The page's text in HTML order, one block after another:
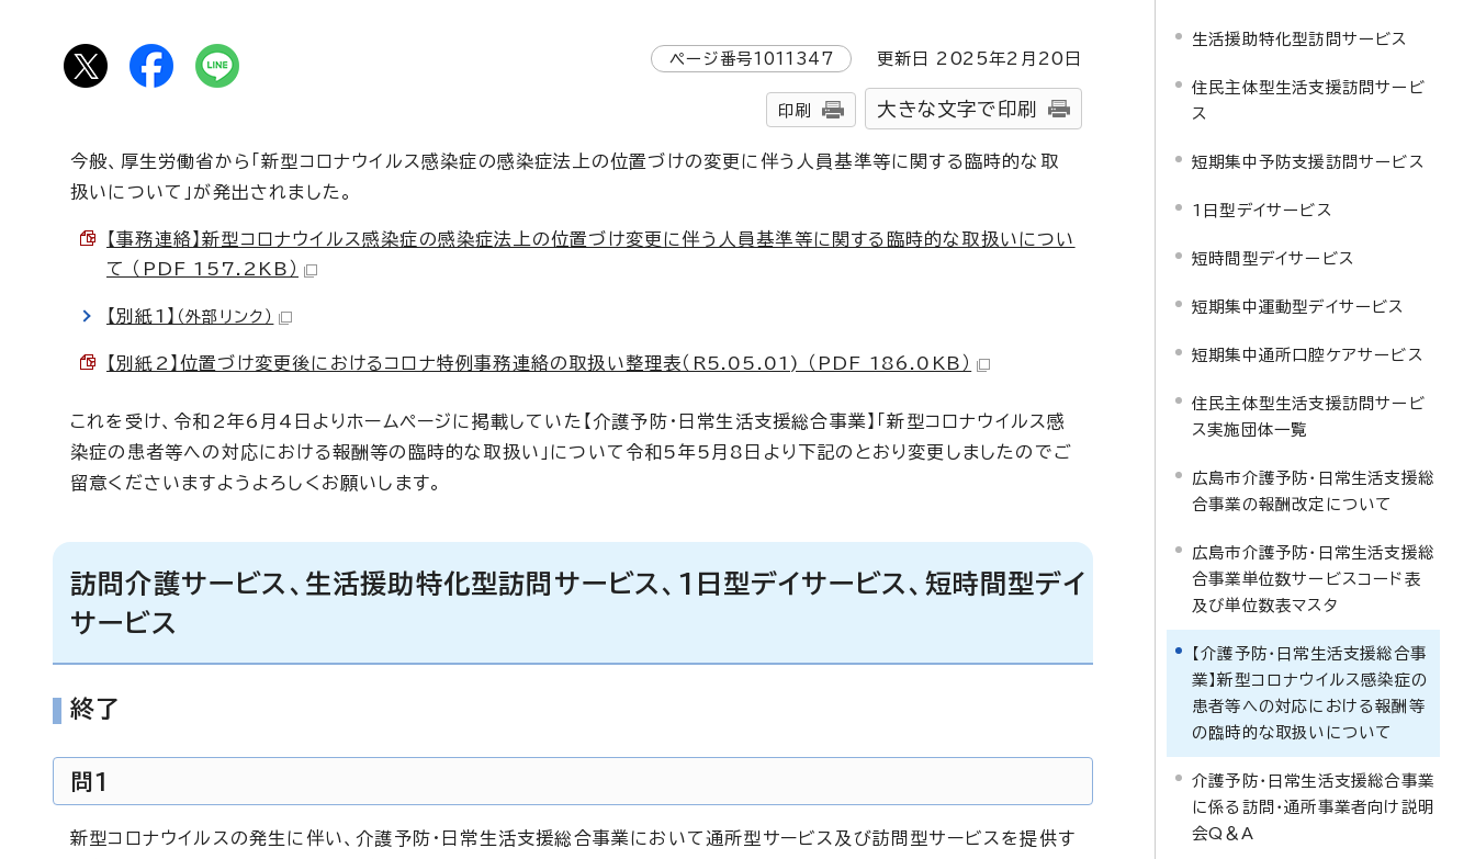
ページ番号1011347 更新日 2025年2月 20 日
印刷 大きな文字で印刷
今般、厚生労働省から「新型コロナウイルス感染症の感染症法上の位置づけの変更に伴う人員基準等に関する臨時的な取
扱いについて」が発出されました。
【事務連絡】新型コロナウイルス感染症の感染症法上の位置づけ変更に伴う人員基準等に関する臨時的な取扱いについ
て （PDF 157.2KB）
【別紙1】 （外部リンク）
【別紙2】位置づけ変更後におけるコロナ特例事務連絡の取扱い整理表（R5.05.01) （PDF 186.0KB）
これを受け、令和2年6月4日よりホームページに掲載していた【介護予防・日常生活支援総合事業】「新型コロナウイルス感
染症の患者等への対応における報酬等の臨時的な取扱い」について令和5年5月8日より下記のとおり変更しましたのでご
留意くださいますようよろしくお願いします。
訪問介護サービス、生活援助特化型訪問サービス、1日型デイサービス、短時間型デイ
サービス
終了
問1
新型コロナウイルスの発生に伴い、介護予防・日常生活支援総合事業において通所型サービス及び訪問型サービスを提供す
生活援助特化型訪問サービス
住民主体型生活支援訪問サービ
ス
短期集中予防支援訪問サービス
1日型デイサービス
短時間型デイサービス
短期集中運動型デイサービス
短期集中通所口腔ケアサービス
住民主体型生活支援訪問サービ
ス実施団体一覧
広島市介護予防・日常生活支援総
合事業の報酬改定について
広島市介護予防・日常生活支援総
合事業単位数サービスコード表
及び単位数表マスタ
【介護予防・日常生活支援総合事
業】新型コロナウイルス感染症の
患者等への対応における報酬等
の臨時的な取扱いについて
介護予防・日常生活支援総合事業
に係る訪問・通所事業者向け説明
会Q＆A